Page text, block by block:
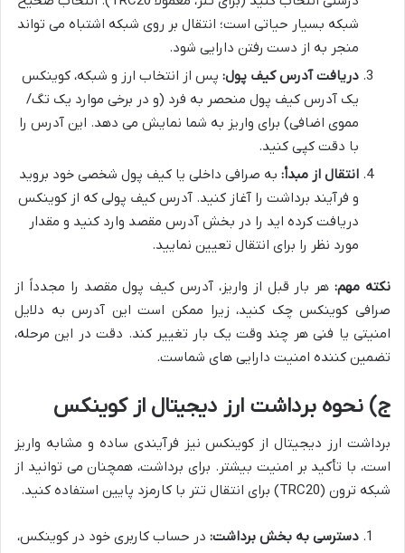
شبکه بسیار حیاتی است؛ انتقال بر روی شبکه اشتباه می تواند
منجر به از دست رفتن دارایی شود.
دریافت آدرس کیف پول: پس از انتخاب ارز و شبکه، کوینکس
یک آدرس کیف پول منحصر به فرد (و در برخی موارد یک تگ/
مموی اضافی) برای واریز به شما نمایش می دهد. این آدرس را
با دقت کپی کنید.
انتقال از مبدأ: به صرافی داخلی یا کیف پول شخصی خود بروید
و فرآیند برداشت را آغاز کنید. آدرس کیف پولی که از کوینکس
دریافت کرده اید را در بخش آدرس مقصد وارد کنید و مقدار
مورد نظر را برای انتقال تعیین نمایید.
نکته مهم:هر بار قبل از واریز، آدرس کیف پول مقصد را مجدداً از
صرافی کوینکس چک کنید، زیرا ممکن است این آدرس به دلایل
امنیتی یا فنی هر چند وقت یک بار تغییر کند. دقت در این مرحله،
تضمین کننده امنیت دارایی های شماست.
ج) نحوه برداشت ارز دیجیتال از کوینکس
برداشت ارز دیجیتال از کوینکس نیز فرآیندی ساده و مشابه واریز
است، با تأکید بر امنیت بیشتر. برای برداشت، همچنان می توانید از
شبکه ترون (TRC20) برای انتقال تتر با کارمزد پایین استفاده کنید.
دسترسی به بخش برداشت: در حساب کاربری خود در کوینکس،